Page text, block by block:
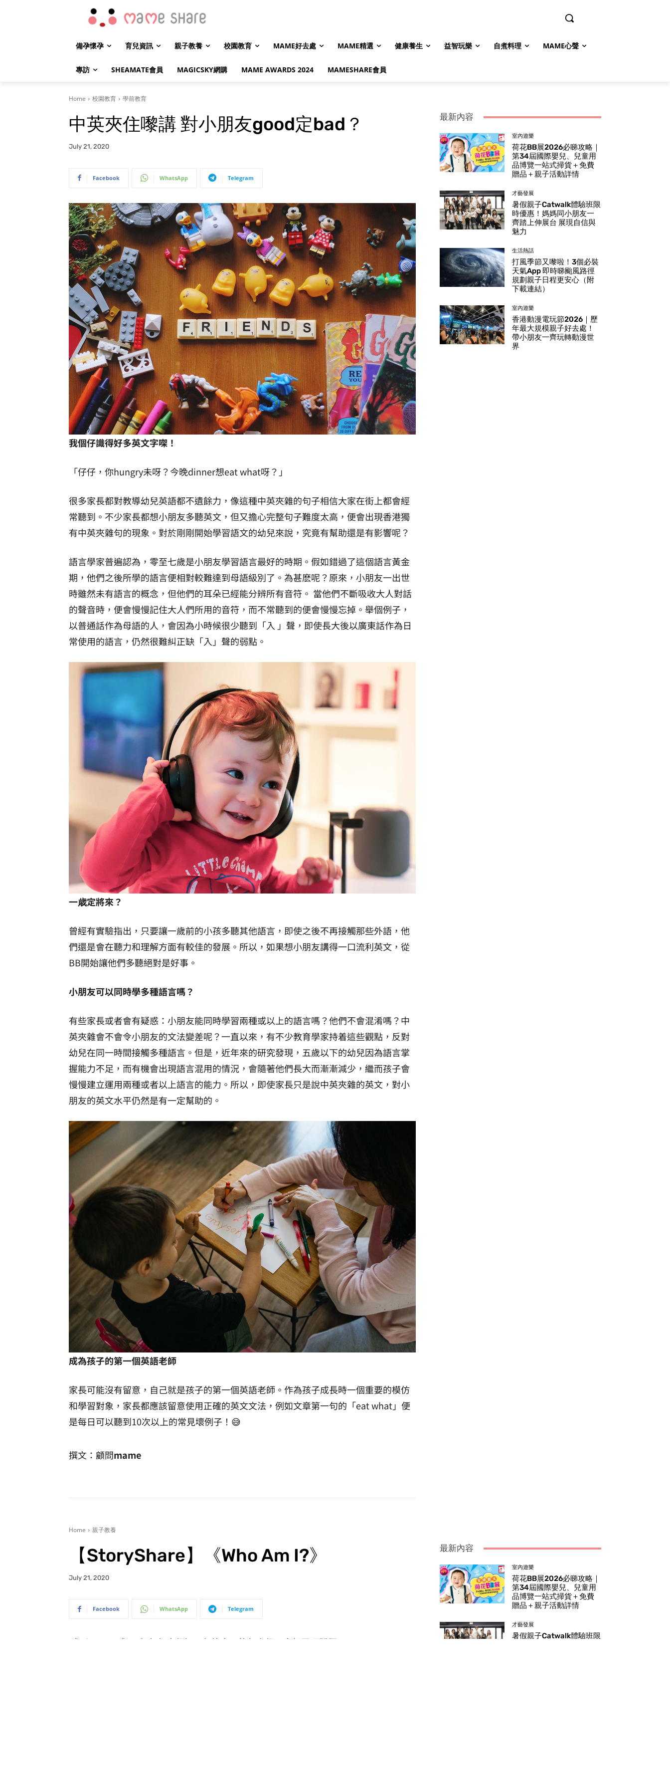
備孕懷孕 育兒資訊 親子教養 校園教育 MAME好去處 MAME精選 健康養生 益智玩樂 自煮料理 MAME心聲
專訪 SHEAMATE會員 MAGICSKY網購 MAME AWARDS 2024 MAMESHARE會員
Home 校園教育 學前教育
中英夾住嚟講 對小朋友good定bad？
July 21, 2020
Facebook WhatsApp Telegram
我個仔識得好多英文字㗎！
「仔仔，你hungry未呀？今晚dinner想eat what呀？」
很多家長都對教導幼兒英語都不遺餘力，像這種中英夾雜的句子相信大家在街上都會經
常聽到。不少家長都想小朋友多聽英文，但又擔心完整句子難度太高，便會出現香港獨
有中英夾雜句的現象。對於剛剛開始學習語文的幼兒來說，究竟有幫助還是有影響呢？
語言學家普遍認為，零至七歲是小朋友學習語言最好的時期。假如錯過了這個語言黃金
期，他們之後所學的語言便相對較難達到母語級別了。為甚麽呢？原來，小朋友一出世
時雖然未有語言的概念，但他們的耳朵已經能分辨所有音符。 當他們不斷吸收大人對話
的聲音時，便會慢慢記住大人們所用的音符，而不常聽到的便會慢慢忘掉。舉個例子，
以普通話作為母語的人，會因為小時候很少聽到「入 」聲，即使長大後以廣東話作為日
常使用的語言，仍然很難糾正缺「入」聲的弱點。
一歳定將來？
曾經有實驗指出，只要讓一歲前的小孩多聽其他語言，即使之後不再接觸那些外語，他
們還是會在聽力和理解方面有較佳的發展。所以，如果想小朋友講得一口流利英文，從
BB開始讓他們多聽絕對是好事。
小朋友可以同時學多種語言嗎？
有些家長或者會有疑惑：小朋友能同時學習兩種或以上的語言嗎？他們不會混淆嗎？中
英夾雜會不會令小朋友的文法變差呢？一直以來，有不少教育學家持着這些觀點，反對
幼兒在同一時間接觸多種語言。但是，近年來的研究發現，五歲以下的幼兒因為語言掌
握能力不足，而有機會出現語言混用的情況，會隨著他們長大而漸漸減少，繼而孩子會
慢慢建立運用兩種或者以上語言的能力。所以，即使家長只是說中英夾雜的英文，對小
朋友的英文水平仍然是有一定幫助的。
成為孩子的第一個英語老師
家長可能沒有留意，自己就是孩子的第一個英語老師。作為孩子成長時一個重要的模仿
和學習對象，家長都應該留意使用正確的英文文法，例如文章第一句的「eat what」便
是每日可以聽到10次以上的常見壞例子！😅
撰文：顧問mame
最新內容
室內遊樂
荷花BB展2026必睇攻略｜
第34屆國際嬰兒、兒童用
品博覽一站式掃貨＋免費
贈品＋親子活動詳情
才藝發展
暑假親子Catwalk體驗班限
時優惠！媽媽同小朋友一
齊踏上伸展台 展現自信與
魅力
生活熱話
打風季節又嚟啦！3個必裝
天氣App 即時睇颱風路徑
規劃親子日程更安心（附
下載連結）
室內遊樂
香港動漫電玩節2026｜歷
年最大規模親子好去處！
帶小朋友一齊玩轉動漫世
界